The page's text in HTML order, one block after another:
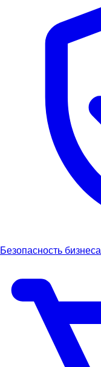
Безопасность бизнеса